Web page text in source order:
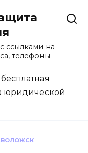
ссылками на
телефоны
юридической